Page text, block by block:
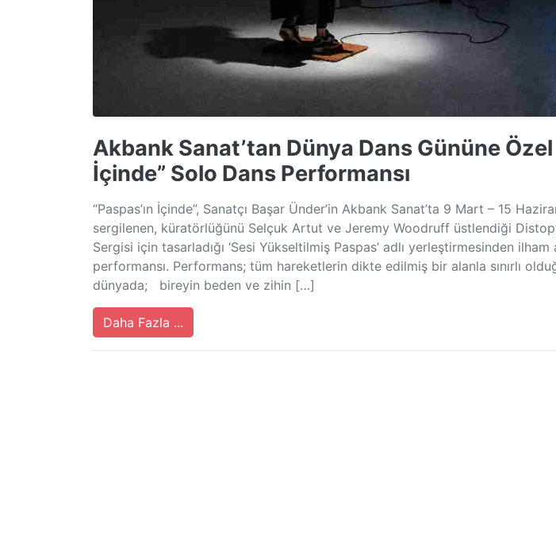
Akbank Sanat’tan Dünya Dans Gününe Özel
İçinde” Solo Dans Performansı
“Paspas’ın İçinde”, Sanatçı Başar Ünder’in Akbank Sanat’ta 9 Mart – 15
sergilenen, küratörlüğünü Selçuk Artut ve Jeremy Woodruff üstlendiği
Sergisi için tasarladığı ‘Sesi Yükseltilmiş Paspas’ adlı yerleştirmesinden
performansı. Performans; tüm hareketlerin dikte edilmiş bir alanla sınırlı
dünyada; bireyin beden ve zihin […]
Daha Fazla ...